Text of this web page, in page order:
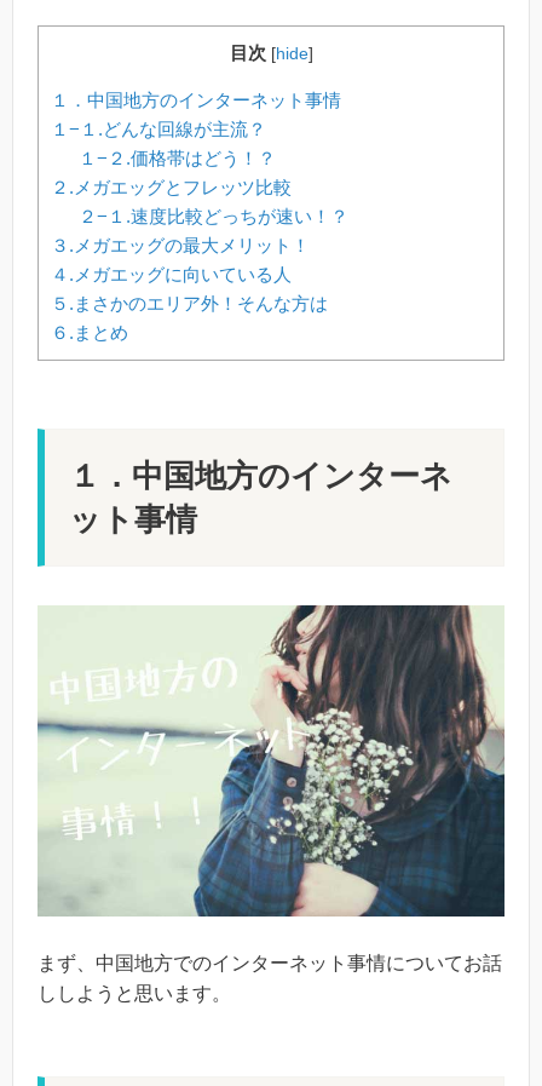
目次 [hide]
１．中国地方のインターネット事情
１−１.どんな回線が主流？
１−２.価格帯はどう！？
２.メガエッグとフレッツ比較
２−１.速度比較どっちが速い！？
３.メガエッグの最大メリット！
４.メガエッグに向いている人
５.まさかのエリア外！そんな方は
６.まとめ
１．中国地方のインターネ
ット事情
まず、中国地方でのインターネット事情についてお話
ししようと思います。